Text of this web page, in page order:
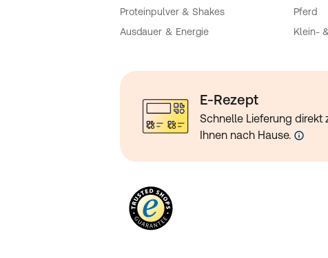
Proteinpulver & Shakes
Ausdauer & Energie
Pferd
Klein-
E-Rezept
Schnelle Lieferung direkt
Ihnen nach Hause.